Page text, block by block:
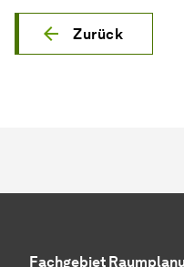
Zurück
Fachgebiet